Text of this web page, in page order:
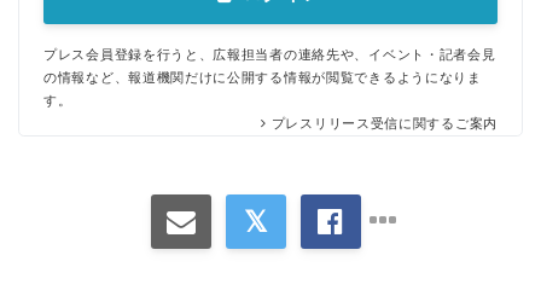
プレス会員登録を行うと、広報担当者の連絡先や、イベント・記者会見
の情報など、報道機関だけに公開する情報が閲覧できるようになりま
す。
プレスリリース受信に関するご案内